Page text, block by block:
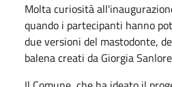
Molta curiosità
quando i partecipanti hanno
due versioni del mastodonte,
balena creati da Giorgia